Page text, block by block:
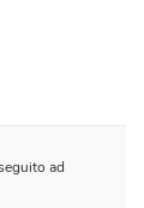
stampa
ad